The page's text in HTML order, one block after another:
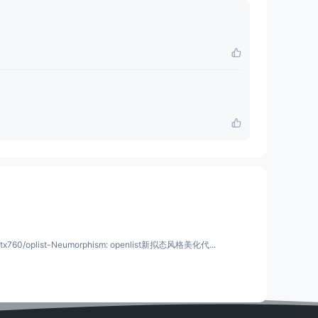
代码 相关信息 dqtx760/oplist-Neumorphism: openlist新拟态风格美化代...